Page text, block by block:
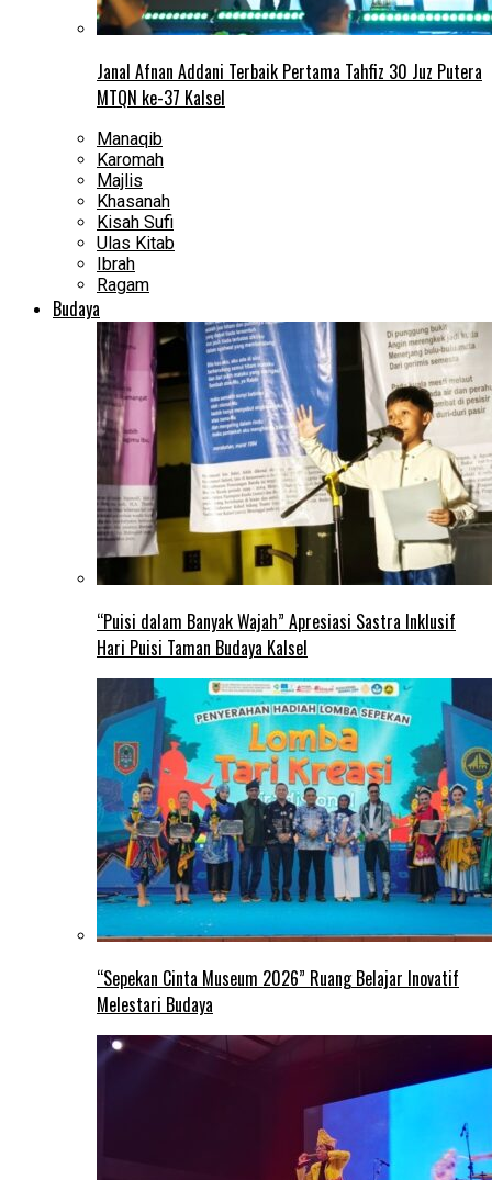
Janal Afnan Addani Terbaik Pertama Tahfiz 30 Juz Putera
MTQN ke-37 Kalsel
Manaqib
Karomah
Majlis
Khasanah
Kisah Sufi
Ulas Kitab
Ibrah
Ragam
Budaya
“Puisi dalam Banyak Wajah” Apresiasi Sastra Inklusif
Hari Puisi Taman Budaya Kalsel
“Sepekan Cinta Museum 2026” Ruang Belajar Inovatif
Melestari Budaya